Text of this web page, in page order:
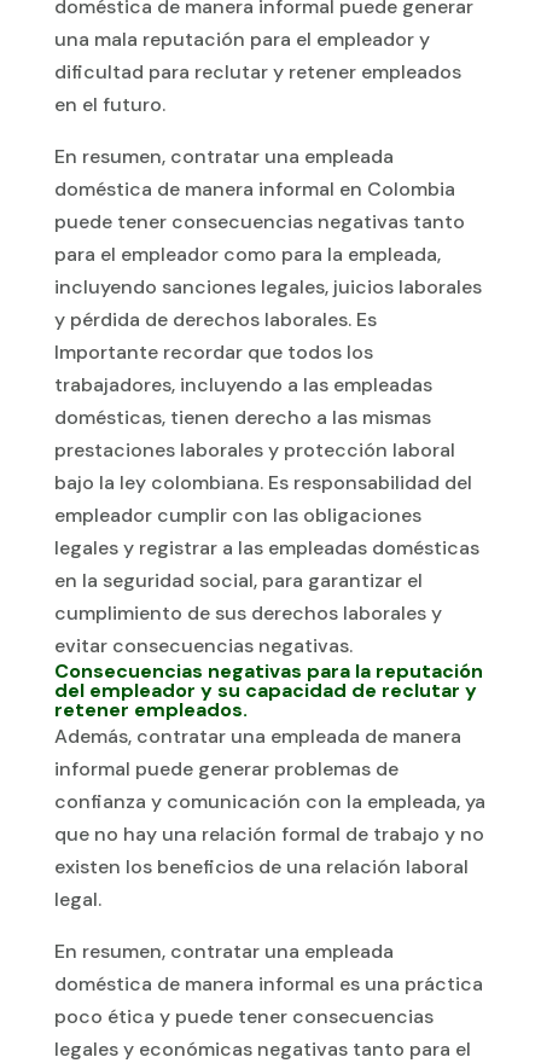
doméstica de manera informal puede generar
una mala reputación para el empleador y
dificultad para reclutar y retener empleados
en el futuro.
En resumen, contratar una empleada
doméstica de manera informal en Colombia
puede tener consecuencias negativas tanto
para el empleador como para la empleada,
incluyendo sanciones legales, juicios laborales
y pérdida de derechos laborales. Es
Importante recordar que todos los
trabajadores, incluyendo a las empleadas
domésticas, tienen derecho a las mismas
prestaciones laborales y protección laboral
bajo la ley colombiana. Es responsabilidad del
empleador cumplir con las obligaciones
legales y registrar a las empleadas domésticas
en la seguridad social, para garantizar el
cumplimiento de sus derechos laborales y
evitar consecuencias negativas.
Consecuencias negativas para la reputación
del empleador y su capacidad de reclutar y
retener empleados.
Además, contratar una empleada de manera
informal puede generar problemas de
confianza y comunicación con la empleada, ya
que no hay una relación formal de trabajo y no
existen los beneficios de una relación laboral
legal.
En resumen, contratar una empleada
doméstica de manera informal es una práctica
poco ética y puede tener consecuencias
legales y económicas negativas tanto para el